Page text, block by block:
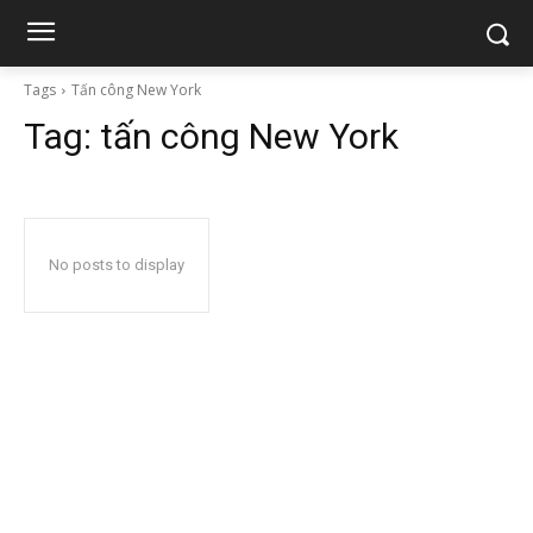
Tags Tấn công New York
Tag: tấn công New York
No posts to display